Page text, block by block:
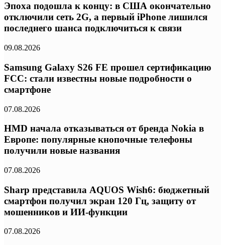
Эпоха подошла к концу: в США окончательно
отключили сеть 2G, а первый iPhone лишился
последнего шанса подключиться к связи
09.08.2026
Samsung Galaxy S26 FE прошел сертификацию
FCC: стали известны новые подробности о
смартфоне
07.08.2026
HMD начала отказываться от бренда Nokia в
Европе: популярные кнопочные телефоны
получили новые названия
07.08.2026
Sharp представила AQUOS Wish6: бюджетный
смартфон получил экран 120 Гц, защиту от
мошенников и ИИ-функции
07.08.2026